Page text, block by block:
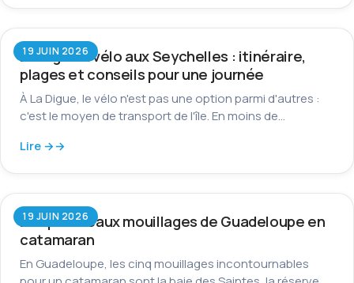
19 JUIN 2026
La Digue à vélo aux Seychelles : itinéraire,
plages et conseils pour une journée
À La Digue, le vélo n'est pas une option parmi d'autres :
c'est le moyen de transport de l'île. En moins de…
Lire →
19 JUIN 2026
Les plus beaux mouillages de Guadeloupe en
catamaran
En Guadeloupe, les cinq mouillages incontournables